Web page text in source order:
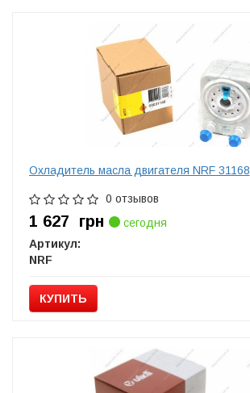
Охладитель масла двигателя NRF 31168
0 отзывов
1 627 грн
сегодня
Артикул:
NRF
КУПИТЬ